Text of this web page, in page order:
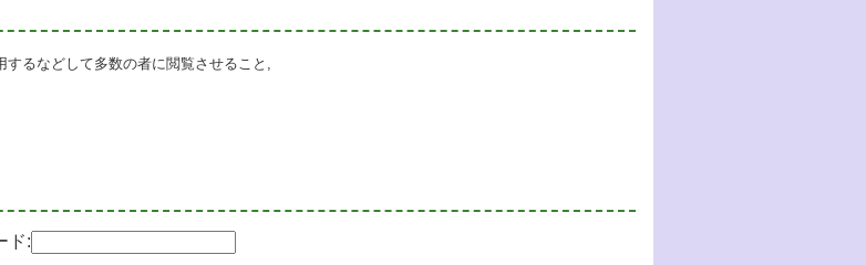
るなどして多数の者に閲覧させること,
ド: